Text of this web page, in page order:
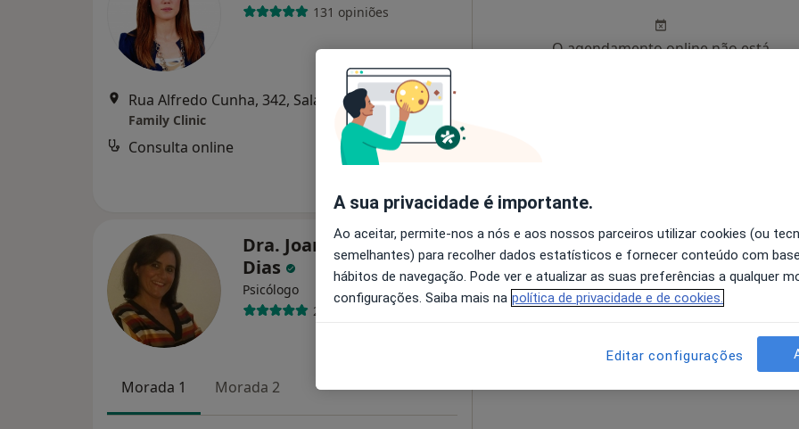
131 opiniões
Rua Alfredo Cunha, 342, Sala 10,• Mapa
Family Clinic
Consulta online desde 50 €
O agendamento online não está
Dra. Joana Cordeiro
Dias
Psicólogo
25 opiniões
Morada 1 Morada 2
Hoje
7 Ago
Amanhã
8 Ago
Dom,
9 Ago 10 Ago
disponível
A sua privacidade é importante.
Ao aceitar, permite-nos a nós e aos nossos parceiros utilizar cookies (ou
semelhantes) para recolher dados estatísticos e fornecer conteúdo com
hábitos de navegação. Pode ver e atualizar as suas preferências a qualquer
configurações. Saiba mais na política de privacidade e de cookies.
Editar configurações